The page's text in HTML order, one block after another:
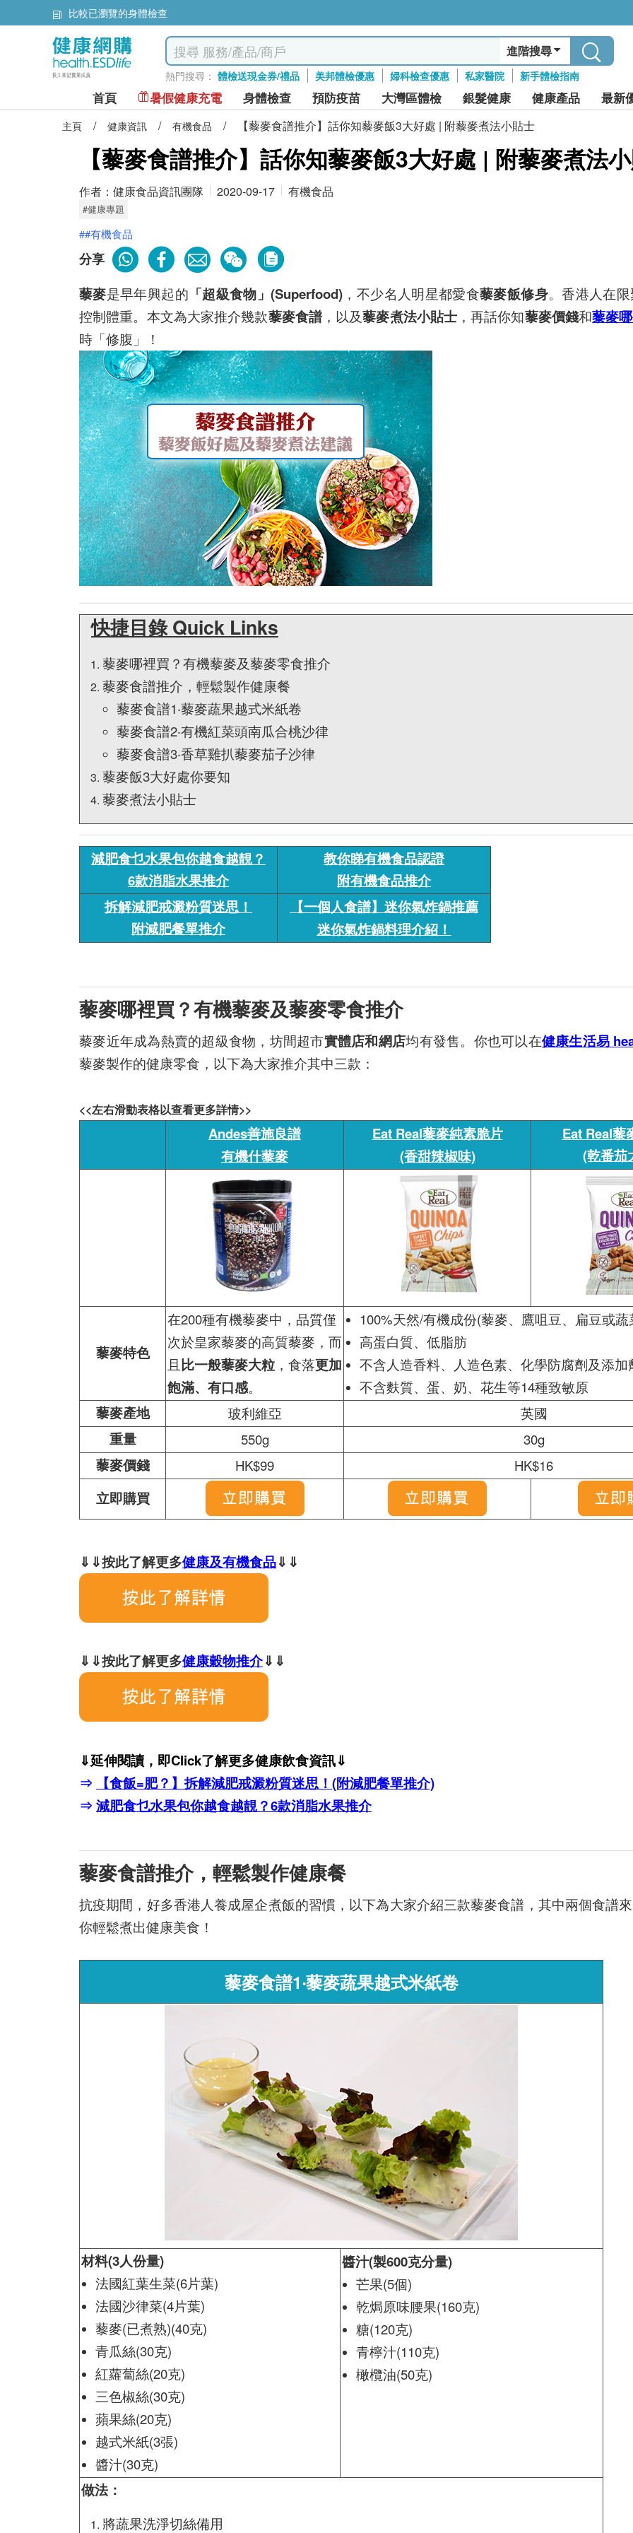
比較已瀏覽的身體檢查
進階搜尋
熱門搜尋： 體檢送現金券/禮品 美邦體檢優惠 婦科檢查優惠 私家醫院 新手體檢指南
首頁 暑假健康充電 身體檢查 預防疫苗 大灣區體檢 銀髮健康 健康產品 最新
主頁 / 健康資訊 / 有機食品 / 【藜麥食譜推介】話你知藜麥飯3大好處 | 附藜麥煮法小貼士
【藜麥食譜推介】話你知藜麥飯3大好處 | 附藜麥煮法
作者： 健康食品資訊團隊 2020-09-17 有機食品
#健康專題
##有機食品
分享
藜麥是早年興起的 「超級食物」(Superfood) ，不少名人明星都愛食藜麥飯修身。香港人在
控制體重。本文為大家推介幾款藜麥食譜，以及藜麥煮法小貼士 ，再話你知藜麥價錢和藜麥
時「修腹」！
快捷目錄 Quick Links
藜麥哪裡買？有機藜麥及藜麥零食推介
藜麥食譜推介，輕鬆製作健康餐
藜麥食譜1‧藜麥蔬果越式米紙卷
藜麥食譜2‧有機紅菜頭南瓜合桃沙律
藜麥食譜3‧香草雞扒藜麥茄子沙律
藜麥飯3大好處你要知
藜麥煮法小貼士
減肥食乜水果包你越食越靚？
6款消脂水果推介
教你睇有機食品認證
附有機食品推介
拆解減肥戒澱粉質迷思！
附減肥餐單推介
【一個人食譜】迷你氣炸鍋推薦
迷你氣炸鍋料理介紹！
藜麥哪裡買？有機藜麥及藜麥零食推介
藜麥近年成為熱賣的超級食物，坊間超市實體店和網店均有發售。你也可以在健康生活易
藜麥製作的健康零食，以下為大家推介其中三款：
<<左右滑動表格以查看更多詳情>>
Andes善施良譜
有機什藜麥
Eat Real藜麥純素脆片
(香甜辣椒味)
Eat Real藜
(乾番茄
藜麥特色
在200種有機藜麥中，品質僅
次於皇家藜麥的高質藜麥，而
且比一般藜麥大粒 ，食落更加
飽滿、有口感。
100%天然/有機成份(藜麥、鷹咀豆、扁豆或蔬
高蛋白質、低脂肪
不含人造香料、人造色素、化學防腐劑及添加
不含麩質、蛋、奶、花生等14種致敏原
藜麥產地 玻利維亞 英國
重量 550g 30g
藜麥價錢 HK$99 HK$16
立即購買
⇓⇓按此了解更多健康及有機食品⇓⇓
⇓⇓按此了解更多健康穀物推介⇓⇓
⇓延伸閱讀，即Click了解更多健康飲食資訊⇓
⇒
【食飯=肥？】拆解減肥戒澱粉質迷思！(附減肥餐單推介)
⇒ 減肥食乜水果包你越食越靚？6款消脂水果推介
藜麥食譜推介，輕鬆製作健康餐
抗疫期間，好多香港人養成屋企煮飯的習慣，以下為大家介紹三款藜麥食譜，其中兩個食譜
你輕鬆煮出健康美食！
藜麥食譜1‧藜麥蔬果越式米紙卷
材料(3人份量)
法國紅葉生菜(6片葉)
法國沙律菜(4片葉)
藜麥(已煮熟)(40克)
青瓜絲(30克)
紅蘿蔔絲(20克)
三色椒絲(30克)
蘋果絲(20克)
越式米紙(3張)
醬汁(30克)
醬汁(製600克分量)
芒果(5個)
乾焗原味腰果(160克)
糖(120克)
青檸汁(110克)
橄欖油(50克)
做法：
將蔬果洗淨切絲備用